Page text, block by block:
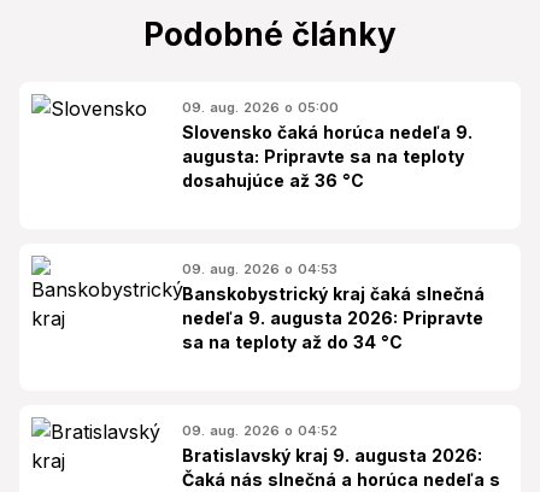
Podobné články
09. aug. 2026 o 05:00
Slovensko čaká horúca nedeľa 9.
augusta: Pripravte sa na teploty
dosahujúce až 36 °C
09. aug. 2026 o 04:53
Banskobystrický kraj čaká slnečná
nedeľa 9. augusta 2026: Pripravte
sa na teploty až do 34 °C
09. aug. 2026 o 04:52
Bratislavský kraj 9. augusta 2026:
Čaká nás slnečná a horúca nedeľa s